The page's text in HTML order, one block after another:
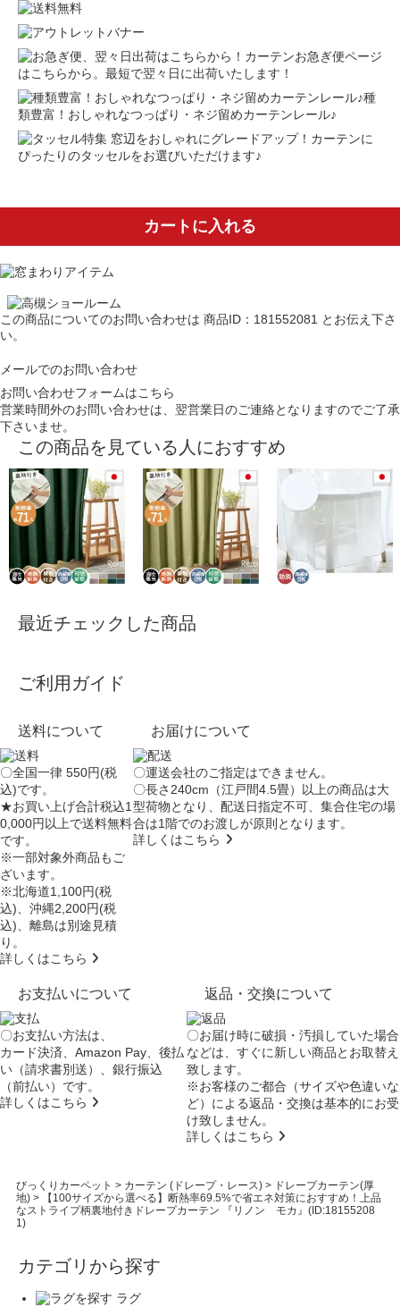
カーテンお急ぎ便ページ
はこちらから。最短で翌々日に出荷いたします！
種
類豊富！おしゃれなつっぱり・ネジ留めカーテンレール♪
窓辺をおしゃれにグレードアップ！カーテンに
ぴったりのタッセルをお選びいただけます♪
カートに入れる
この商品についてのお問い合わせは 商品ID：181552081 とお伝え下さ
い。
メールでのお問い合わせ
お問い合わせフォームはこちら
営業時間外のお問い合わせは、翌営業日のご連絡となりますのでご了承
下さいませ。
この商品を見ている人におすすめ
最近チェックした商品
ご利用ガイド
送料について
〇全国一律 550円(税
込)です。
★お買い上げ合計税込1
0,000円以上で送料無料
です。
※一部対象外商品もご
ざいます。
※北海道1,100円(税
込)、沖縄2,200円(税
込)、離島は別途見積
り。
詳しくはこちら
お届けについて
〇運送会社のご指定はできません。
〇長さ240cm（江戸間4.5畳）以上の商品は大
型荷物となり、配送日指定不可、集合住宅の場
合は1階でのお渡しが原則となります。
詳しくはこちら
お支払いについて
〇お支払い方法は、
カード決済、Amazon Pay、後払
い（請求書別送）、銀行振込
（前払い）です。
詳しくはこちら
返品・交換について
〇お届け時に破損・汚損していた場合
などは、すぐに新しい商品とお取替え
致します。
※お客様のご都合（サイズや色違いな
ど）による返品・交換は基本的にお受
け致しません。
詳しくはこちら
びっくりカーペット > カーテン (ドレープ・レース)> ドレープカーテン(厚
地)>
【100サイズから選べる】断熱率69.5%で省エネ対策におすすめ！上品
なストライプ柄裏地付きドレープカーテン 『リノン モカ』(ID:18155208
1)
カテゴリから探す
ラグ